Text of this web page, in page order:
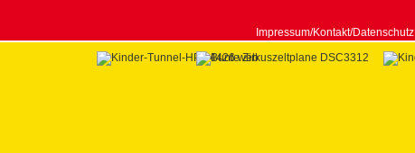
Impressum/Kontakt/Datenschutz